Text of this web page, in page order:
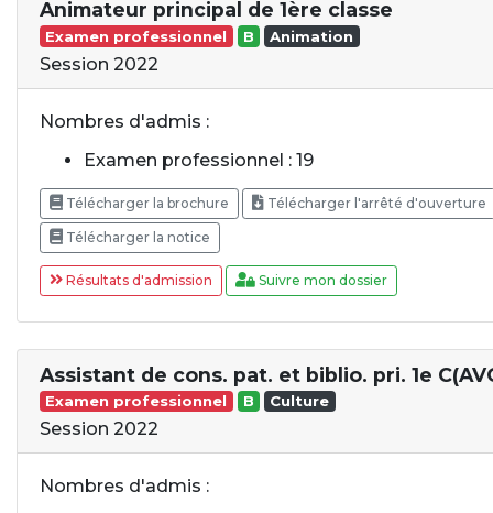
Animateur principal de 1ère classe
Examen professionnel B Animation
Session 2022
Nombres d'admis :
Examen professionnel : 19
Télécharger la brochure Télécharger l'arrêté d'ouverture
Télécharger la notice
Résultats d'admission Suivre mon dossier
Assistant de cons. pat. et biblio. pri. 1e
Examen professionnel B Culture
Session 2022
Nombres d'admis :